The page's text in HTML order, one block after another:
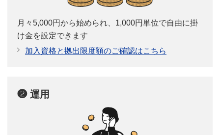
月々5,000円から始められ、1,000円単位で自由に掛
け金を設定できます
加入資格と拠出限度額のご確認はこちら
❷ 運用